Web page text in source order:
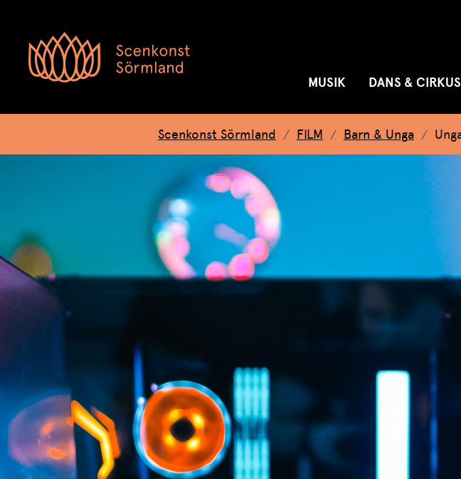
MUSIK DANS & CIRKUS
Scenkonst Sörmland FILM Barn & Unga